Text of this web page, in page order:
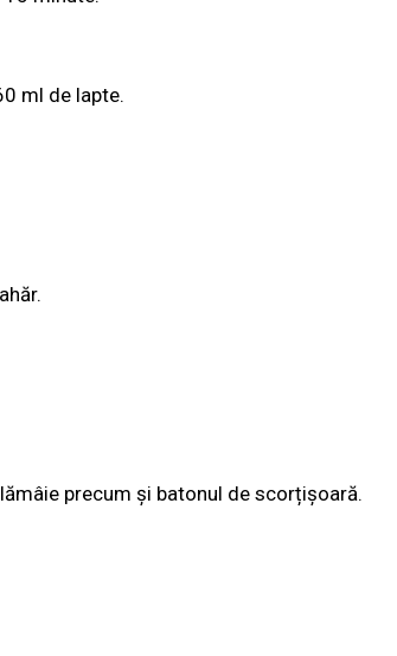
ml de lapte.
precum și batonul de scorțișoară.